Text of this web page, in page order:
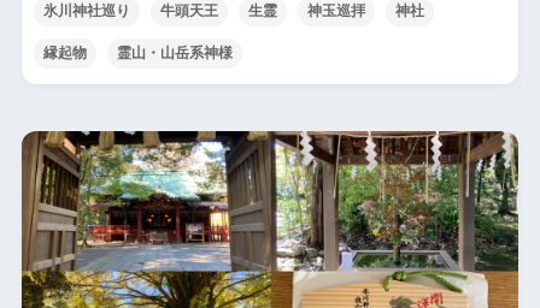
氷川神社巡り 牛頭天王 生霊 神玉巡拝 神社
縁起物 霊山・山岳系神様